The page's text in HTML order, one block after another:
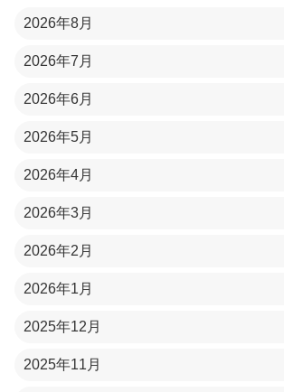
2026年8月
2026年7月
2026年6月
2026年5月
2026年4月
2026年3月
2026年2月
2026年1月
2025年12月
2025年11月